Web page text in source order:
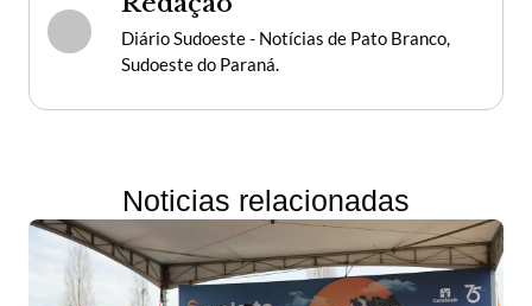
Diário Sudoeste - Notícias de Pato Branco,
Sudoeste do Paraná.
Noticias relacionadas